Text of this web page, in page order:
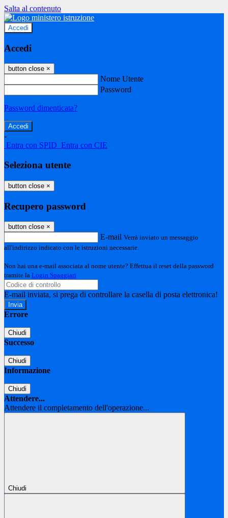
Salta al contenuto
Accedi
Accedi
button close ×
Nome Utente
Password
Password dimenticata?
-
Entra con SPID Entra con CIE
Seleziona utente
button close ×
Recupero password
button close ×
E-mail Verrà inviato un messaggio
all'indirizzo indicato con le istruzioni necessarie.
Non hai una e-mail associata al nome utente? Effettua il reset della password
tramite la Login Spaggiari
E-mail inviata, si prega di controllare la casella di posta elettronica!
Errore
Chiudi
Successo
Chiudi
Informazione
Chiudi
Attendere...
Attendere il completamento dell'operazione...
Chiudi